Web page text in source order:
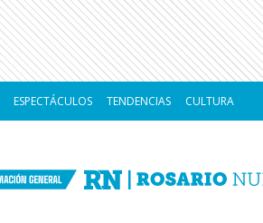
ESPECTÁCULOS TENDENCIAS CULTURA